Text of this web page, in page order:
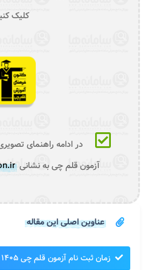
کلیک
در ادامه راهنمای
آزمون قلم چی به نشانی
عناوین اصلی این مقاله
زمان ثبت نام آزمون قلم چی ۱۴۰۵